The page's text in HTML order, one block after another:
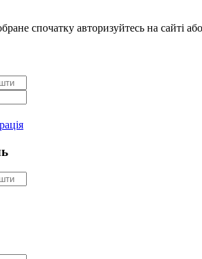
спочатку авторизуйтесь на сайті або